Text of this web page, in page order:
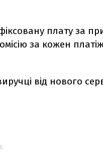
плату за
за кожен
від нового